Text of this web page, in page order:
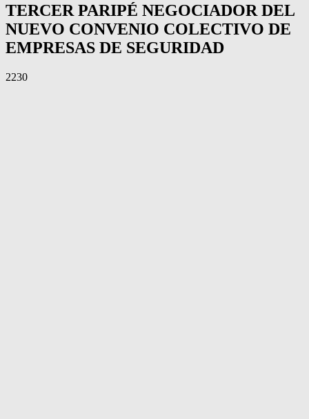
TERCER PARIPÉ NEGOCIADOR DEL
NUEVO CONVENIO COLECTIVO DE
EMPRESAS DE SEGURIDAD
2230